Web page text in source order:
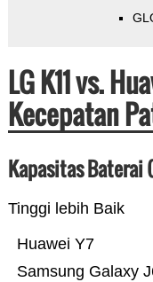
LG K11 vs.
Kecepatan
Kapasitas Baterai
Tinggi lebih Baik
Samsung Galaxy
Huawei Y7